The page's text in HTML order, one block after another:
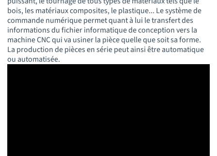
bois, les matériaux composites, le plastique... Le système de
commande numérique permet quant à lui le transfert des
informations du fichier informatique de conception vers la
machine CNC qui va usiner la pièce quelle que soit sa forme.
La production de pièces en série peut ainsi être automatique
ou automatisée.